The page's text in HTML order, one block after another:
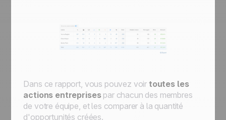
Dans ce rapport, vous pouvez voir toutes les
actions entreprisespar chacun des membres
de votre équipe, et les comparer à la quantité
d'opportunités créées.